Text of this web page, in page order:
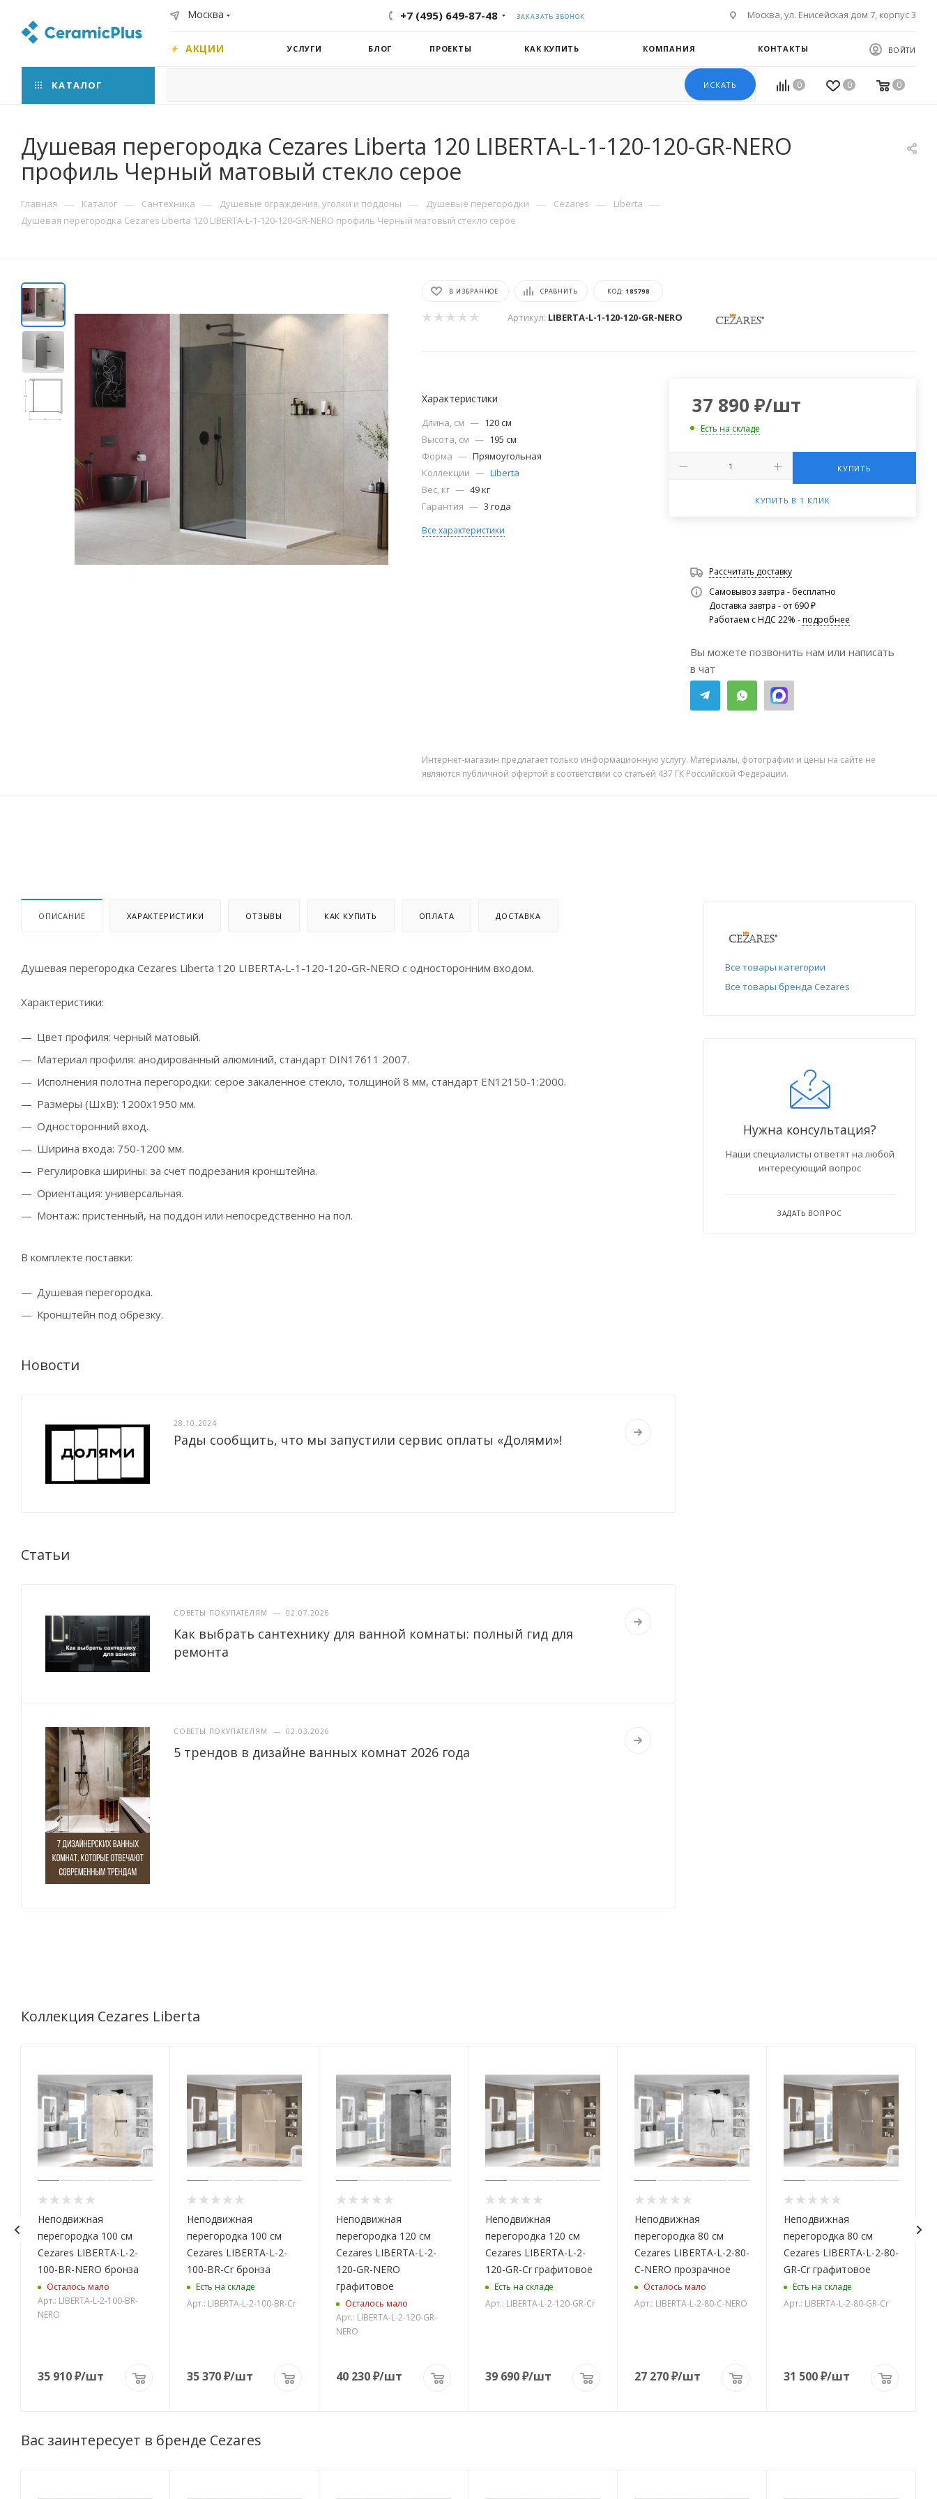
Москва +7 (495) 649-87-48 ЗАКАЗАТЬ ЗВОНОК Москва, ул. Енисейская дом 7, корпус 3
АКЦИИ УСЛУГИ БЛОГ ПРОЕКТЫ КАК КУПИТЬ КОМПАНИЯ КОНТАКТЫ ВОЙТИ
КАТАЛОГ ИСКАТЬ 0 0 0
Душевая перегородка Cezares Liberta 120 LIBERTA-L-1-120-120-GR-NERO
профиль Черный матовый стекло серое
Главная — Каталог — Сантехника — Душевые ограждения, уголки и поддоны — Душевые перегородки — Cezares — Liberta —
Душевая перегородка Cezares Liberta 120 LIBERTA-L-1-120-120-GR-NERO профиль Черный матовый стекло серое
В ИЗБРАННОЕ СРАВНИТЬ КОД: 185798
Артикул: LIBERTA-L-1-120-120-GR-NERO
Характеристики
Длина, см — 120 см
Высота, см — 195 см
Форма — Прямоугольная
Коллекции — Liberta
Вес, кг — 49 кг
Гарантия — 3 года
Все характеристики
37 890 ₽/шт
Есть на складе
КУПИТЬ
КУПИТЬ В 1 КЛИК
Рассчитать доставку
Самовывоз завтра - бесплатно
Доставка завтра - от 690 ₽
Работаем с НДС 22% -подробнее
Вы можете позвонить нам или написать
в чат
Интернет-магазин предлагает только информационную услугу. Материалы, фотографии и цены на сайте не
являются публичной офертой в соответствии со статьей 437 ГК Российской Федерации.
ОПИСАНИЕ ХАРАКТЕРИСТИКИ ОТЗЫВЫ КАК КУПИТЬ ОПЛАТА ДОСТАВКА
Душевая перегородка Cezares Liberta 120 LIBERTA-L-1-120-120-GR-NERO с односторонним входом.
Характеристики:
Цвет профиля: черный матовый.
Материал профиля: анодированный алюминий, стандарт DIN17611 2007.
Исполнения полотна перегородки: серое закаленное стекло, толщиной 8 мм, стандарт EN12150-1:2000.
Размеры (ШхВ): 1200х1950 мм.
Односторонний вход.
Ширина входа: 750-1200 мм.
Регулировка ширины: за счет подрезания кронштейна.
Ориентация: универсальная.
Монтаж: пристенный, на поддон или непосредственно на пол.
В комплекте поставки:
Душевая перегородка.
Кронштейн под обрезку.
Новости
28.10.2024
Рады сообщить, что мы запустили сервис оплаты «Долями»!
Статьи
СОВЕТЫ ПОКУПАТЕЛЯМ — 02.07.2026
Как выбрать сантехнику для ванной комнаты: полный гид для
ремонта
СОВЕТЫ ПОКУПАТЕЛЯМ — 02.03.2026
5 трендов в дизайне ванных комнат 2026 года
Все товары категории
Все товары бренда Cezares
Нужна консультация?
Наши специалисты ответят на любой
интересующий вопрос
ЗАДАТЬ ВОПРОС
Коллекция Cezares Liberta
Неподвижная
перегородка 100 см
Cezares LIBERTA-L-2-
100-BR-NERO бронза
Осталось мало
Арт.: LIBERTA-L-2-100-BR-
NERO
35 910₽/шт
Неподвижная
перегородка 100 см
Cezares LIBERTA-L-2-
100-BR-Cr бронза
Есть на складе
Арт.: LIBERTA-L-2-100-BR-Cr
35 370₽/шт
Неподвижная
перегородка 120 см
Cezares LIBERTA-L-2-
120-GR-NERO
графитовое
Осталось мало
Арт.: LIBERTA-L-2-120-GR-
NERO
40 230₽/шт
Неподвижная
перегородка 120 см
Cezares LIBERTA-L-2-
120-GR-Cr графитовое
Есть на складе
Арт.: LIBERTA-L-2-120-GR-Cr
39 690₽/шт
Неподвижная
перегородка 80 см
Cezares LIBERTA-L-2-80-
C-NERO прозрачное
Осталось мало
Арт.: LIBERTA-L-2-80-C-NERO
27 270₽/шт
Неподвижная
перегородка 80 см
Cezares LIBERTA-L-2-80-
GR-Cr графитовое
Есть на складе
Арт.: LIBERTA-L-2-80-GR-Cr
31 500₽/шт
Вас заинтересует в бренде Cezares